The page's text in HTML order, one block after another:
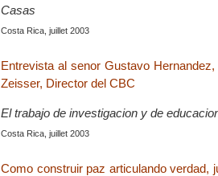
Casas
Costa Rica, juillet 2003
Entrevista al senor Gustavo
Zeisser, Director del CBC
El trabajo de investigacion y de
Costa Rica, juillet 2003
Como construir paz articulando verdad,